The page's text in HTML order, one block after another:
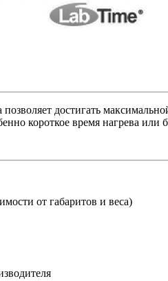
достигать
короткое время нагрева или
от габаритов и веса)